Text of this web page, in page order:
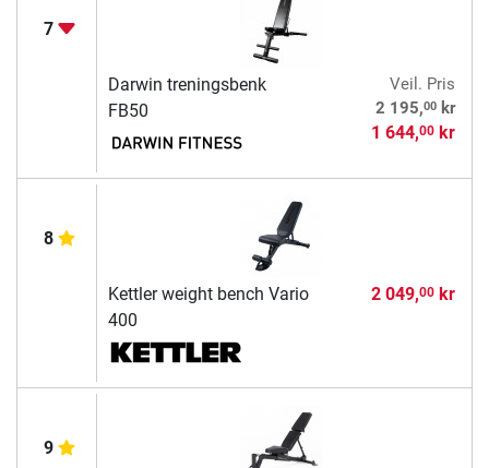
7
Darwin treningsbenk
FB50
Veil. Pris
2 195,00kr
1 644,00kr
8
Kettler weight bench Vario
400
2 049,00kr
9